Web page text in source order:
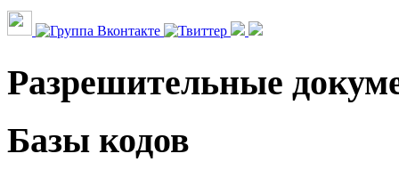
Разрешительные
Базы кодов